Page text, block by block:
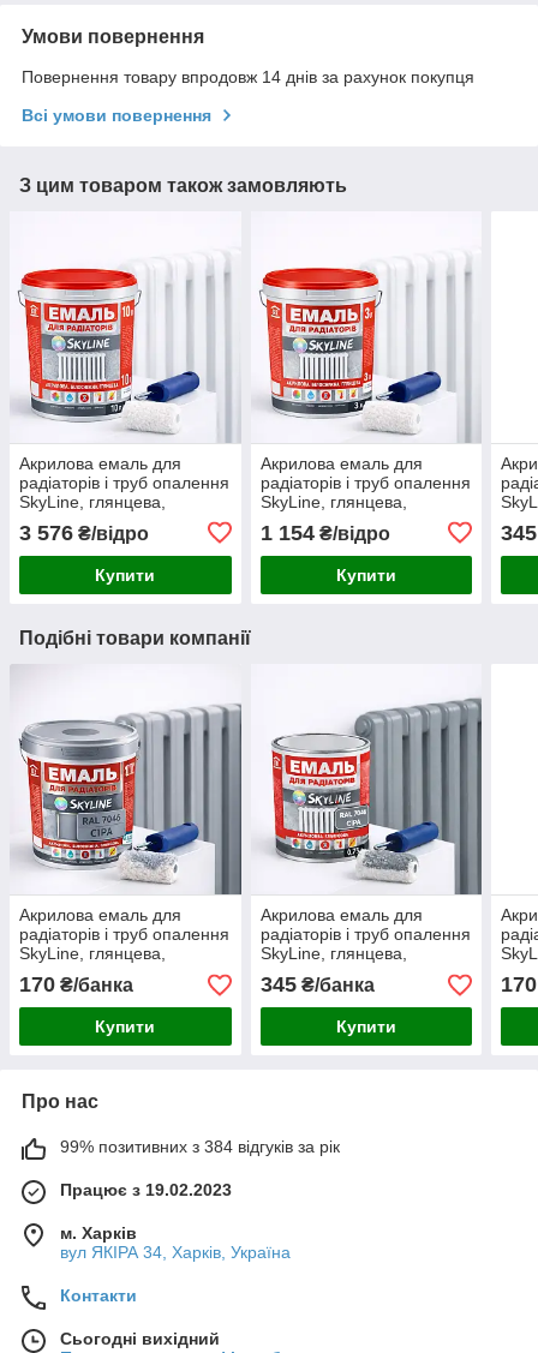
Умови повернення
Повернення товару впродовж 14 днів за рахунок покупця
Всі умови повернення
З цим товаром також замовляють
Акрилова емаль для
радіаторів і труб опалення
SkyLine, глянцева,
термостійка, без запаху,
біла, 10 л
3 576 ₴/відро
Купити
Акрилова емаль для
радіаторів і труб опалення
SkyLine, глянцева,
термостійка, без запаху,
біла, 3 мл
1 154₴/відро
Купити
345
Подібні товари компанії
Акрилова емаль для
радіаторів і труб опалення
SkyLine, глянцева,
термостійка, без запаху,
сіра, 400 мл
170 ₴/банка
Купити
Акрилова емаль для
радіаторів і труб опалення
SkyLine, глянцева,
термостійка, без запаху,
сіра, 750 мл
345₴/банка
Купити
170
Про нас
99% позитивних з 384 відгуків за рік
Працює з 19.02.2023
м. Харків
вул ЯКІРА 34, Харків, Україна
Контакти
Сьогодні вихідний